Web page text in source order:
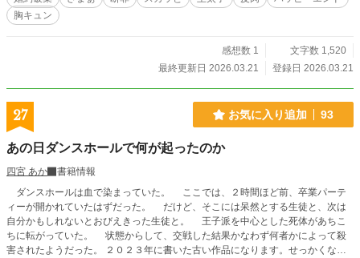
胸キュン
感想数 1
文字数 1,520
最終更新日 2026.03.21
登録日 2026.03.21
27 お気に入り追加 93
あの日ダンスホールで何が起ったのか
四宮 あか
書籍情報
ダンスホールは血で染まっていた。 ここでは、２時間ほど前、卒業パーテ
ィーが開かれていたはずだった。 だけど、そこには呆然とする生徒と、次は
自分かもしれないとおびえきった生徒と。 王子派を中心とした死体があちこ
ちに転がっていた。 状態からして、交戦した結果かなわず何者かによって殺
害されたようだった。 ２０２３年に書いた古い作品になります。せっかくなの